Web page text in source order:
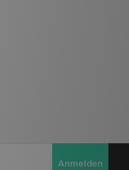
Anmelden